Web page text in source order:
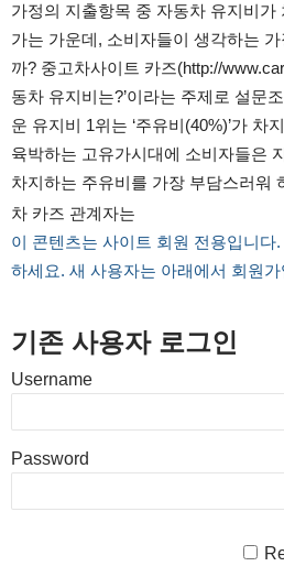
가정의 지출항목 중 자동차 유지비가
가는 가운데, 소비자들이 생각하는
까? 중고차사이트 카즈(http://
동차 유지비는?’이라는 주제로 설문
운 유지비 1위는 ‘주유비(40%)’가 차
육박하는 고유가시대에 소비자들은
차지하는 주유비를 가장 부담스러워
차 카즈 관계자는
이 콘텐츠는 사이트 회원 전용입니다
하세요. 새 사용자는 아래에서 회원
기존 사용자 로그인
Username
Password